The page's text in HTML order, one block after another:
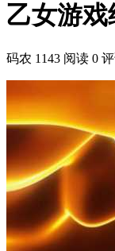
乙女游戏
码农 1143 阅读 0